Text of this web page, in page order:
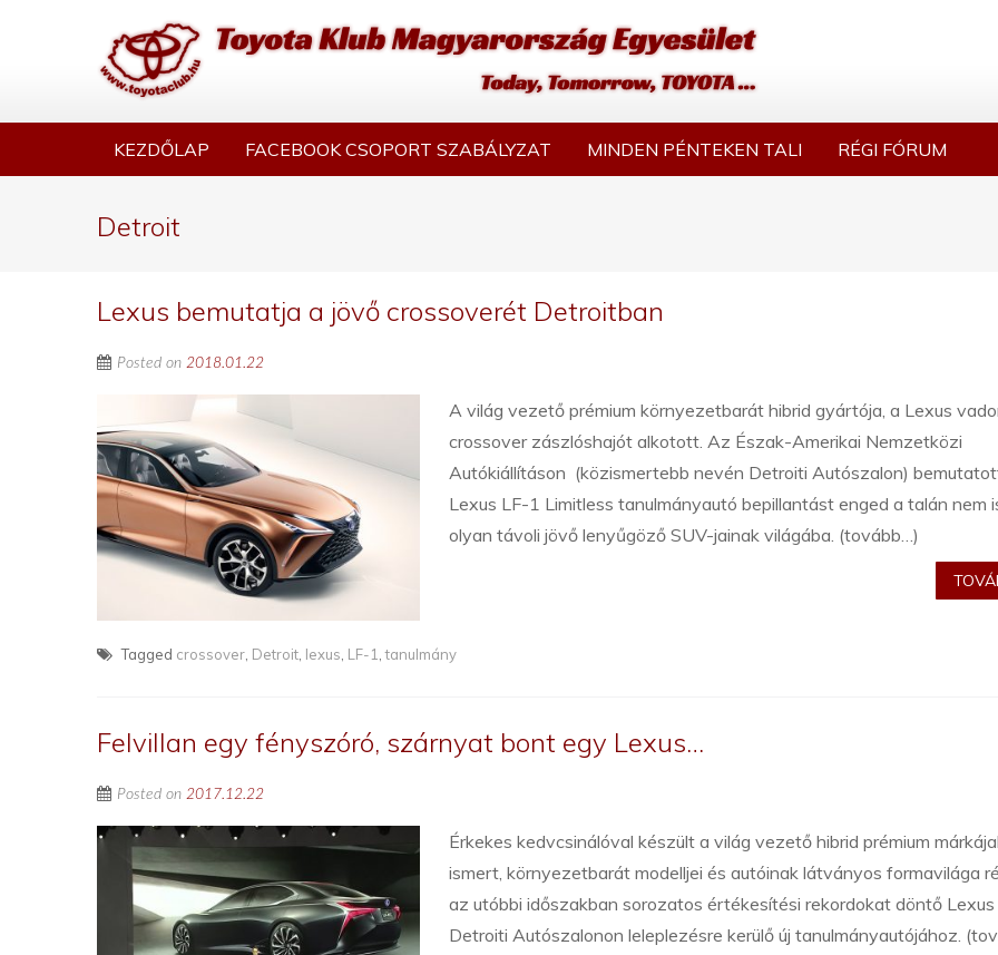
KEZDŐLAP FACEBOOK CSOPORT SZABÁLYZAT MINDEN PÉNTEKEN TALI RÉGI FÓRUM
Detroit
Lexus bemutatja a jövő crossoverét Detroitban
Posted on 2018.01.22
A világ vezető prémium környezetbarát hibrid gyártója, a Lexus
crossover zászlóshajót alkotott. Az Észak-Amerikai Nemzetközi
Autókiállításon (közismertebb nevén Detroiti Autószalon)
Lexus LF-1 Limitless tanulmányautó bepillantást enged a talán nem
olyan távoli jövő lenyűgöző SUV-jainak világába. (tovább…)
Tagged crossover, Detroit, lexus, LF-1,tanulmány
Felvillan egy fényszóró, szárnyat bont egy Lexus…
Posted on 2017.12.22
Érkekes kedvcsinálóval készült a világ vezető hibrid prémium
ismert, környezetbarát modelljei és autóinak látványos formavilága
az utóbbi időszakban sorozatos értékesítési rekordokat döntő
Detroiti Autószalonon leleplezésre kerülő új tanulmányautójához.